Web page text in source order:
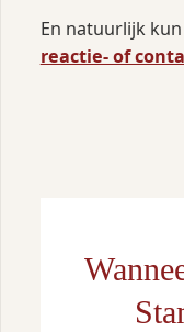
En natuurlijk
reactie‑ of